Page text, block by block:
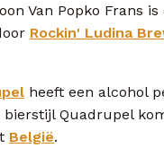
Van Popko Frans
Rockin' Ludina
heeft een alcohol
bierstijl Quadrupel
België.